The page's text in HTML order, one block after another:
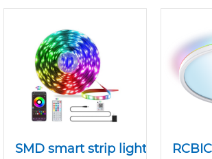
SMD smart strip light